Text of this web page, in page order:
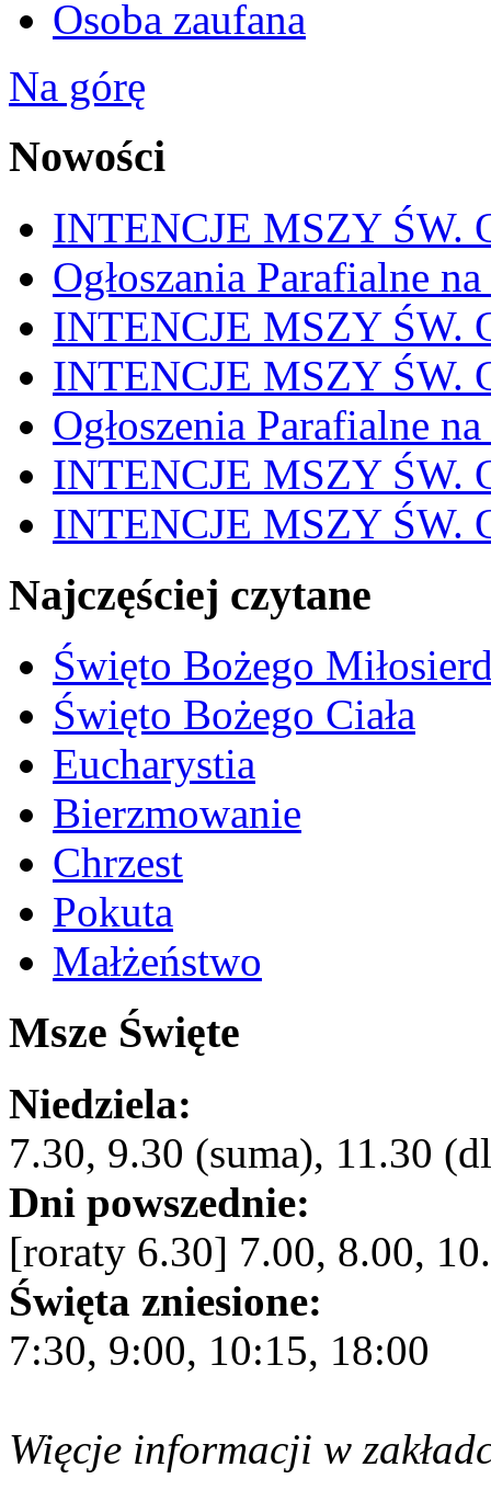
Osoba zaufana
Na górę
Nowości
INTENCJE MSZY ŚW.
Ogłoszania Parafialne
INTENCJE MSZY ŚW.
INTENCJE MSZY ŚW.
Ogłoszenia Parafialne
INTENCJE MSZY ŚW.
INTENCJE MSZY ŚW.
Najczęściej czytane
Święto Bożego
Święto Bożego Ciała
Eucharystia
Bierzmowanie
Chrzest
Pokuta
Małżeństwo
Msze Święte
Niedziela:
7.30, 9.30 (suma), 11.30
Dni powszednie:
[roraty 6.30] 7.00, 8.00,
Święta zniesione:
7:30, 9:00, 10:15, 18:00
Więcje informacji w